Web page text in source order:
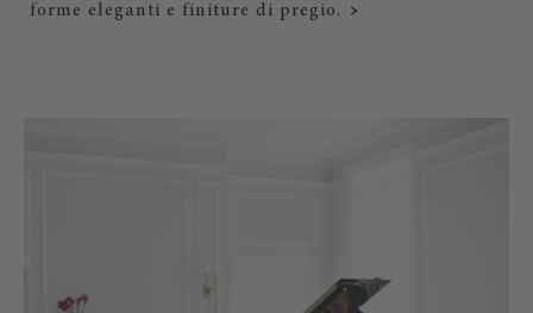
forme eleganti e finiture di pregio.